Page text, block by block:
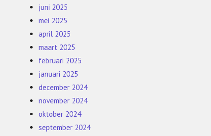
juni 2025
mei 2025
april 2025
maart 2025
februari 2025
januari 2025
december 2024
november 2024
oktober 2024
september 2024